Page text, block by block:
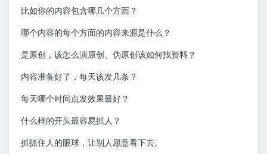
比如你的内容包含哪几个方面？
哪个内容的每个方面的内容来源是什么？
是原创，该怎么演原创、伪原创该如何找资料？
内容准备好了，每天该发几条？
每天哪个时间点发效果最好？
什么样的开头最容易抓人？
抓抓住人的眼球，让别人愿意看下去。